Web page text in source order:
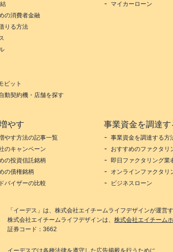
の消費者金融
りる方法
ビット
動契約機・店舗を探す
マイカーローン
やす
やす方法の記事一覧
のキャンペーン
の投資信託銘柄
の債権銘柄
バイザーの比較
事業資金を調達す
事業資金を調達する方
おすすめのファクタリ
即日ファクタリング業
オンラインファクタリ
ビジネスローン
「 イーデス 」は、 株式会社エイチームライフデザインが運営
株式会社エイチームライフデザインは、 株式会社エイチーム
証券コード：3662
イーデスでは各種法律を遵守した広告掲載を行うために、